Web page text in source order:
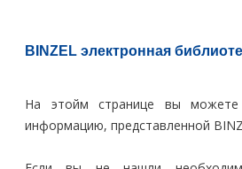
BINZEL электронная
На этойм странице вы можете
информацию, представленной